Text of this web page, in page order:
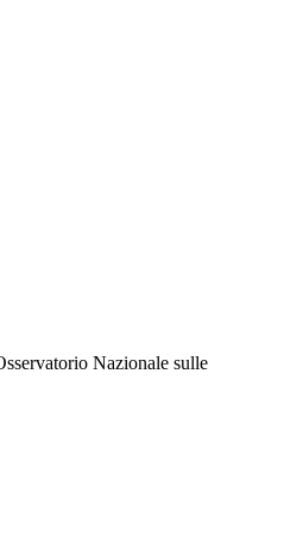
Nazionale sulle